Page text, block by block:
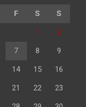
F S S
1 2
7 8 9
14 15 16
21 22 23